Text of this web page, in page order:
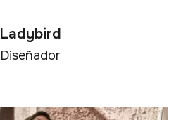
Ladybird
Diseñador